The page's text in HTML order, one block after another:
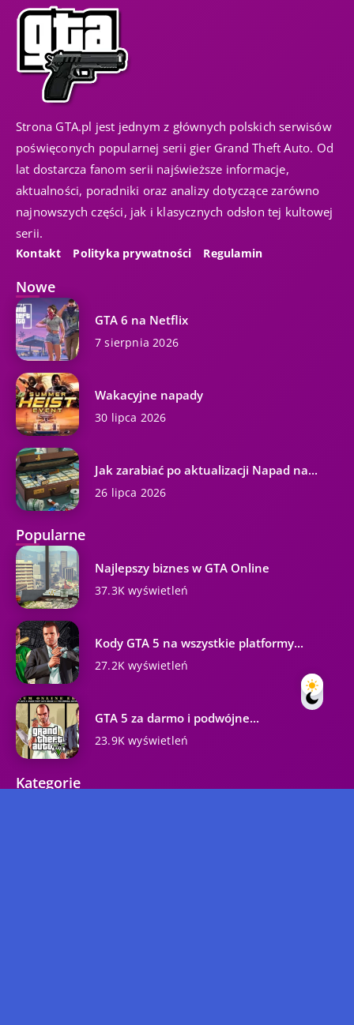
Strona GTA.pl jest jednym z głównych polskich serwisów
poświęconych popularnej serii gier Grand Theft Auto. Od
lat dostarcza fanom serii najświeższe informacje,
aktualności, poradniki oraz analizy dotyczące zarówno
najnowszych części, jak i klasycznych odsłon tej kultowej
serii.
Kontakt Polityka prywatności Regulamin
Nowe
GTA 6 na Netflix
7 sierpnia 2026
Wakacyjne napady
30 lipca 2026
Jak zarabiać po aktualizacji Napad na...
26 lipca 2026
Popularne
Najlepszy biznes w GTA Online
37.3K wyświetleń
Kody GTA 5 na wszystkie platformy...
27.2K wyświetleń
GTA 5 za darmo i podwójne...
23.9K wyświetleń
Kategorie